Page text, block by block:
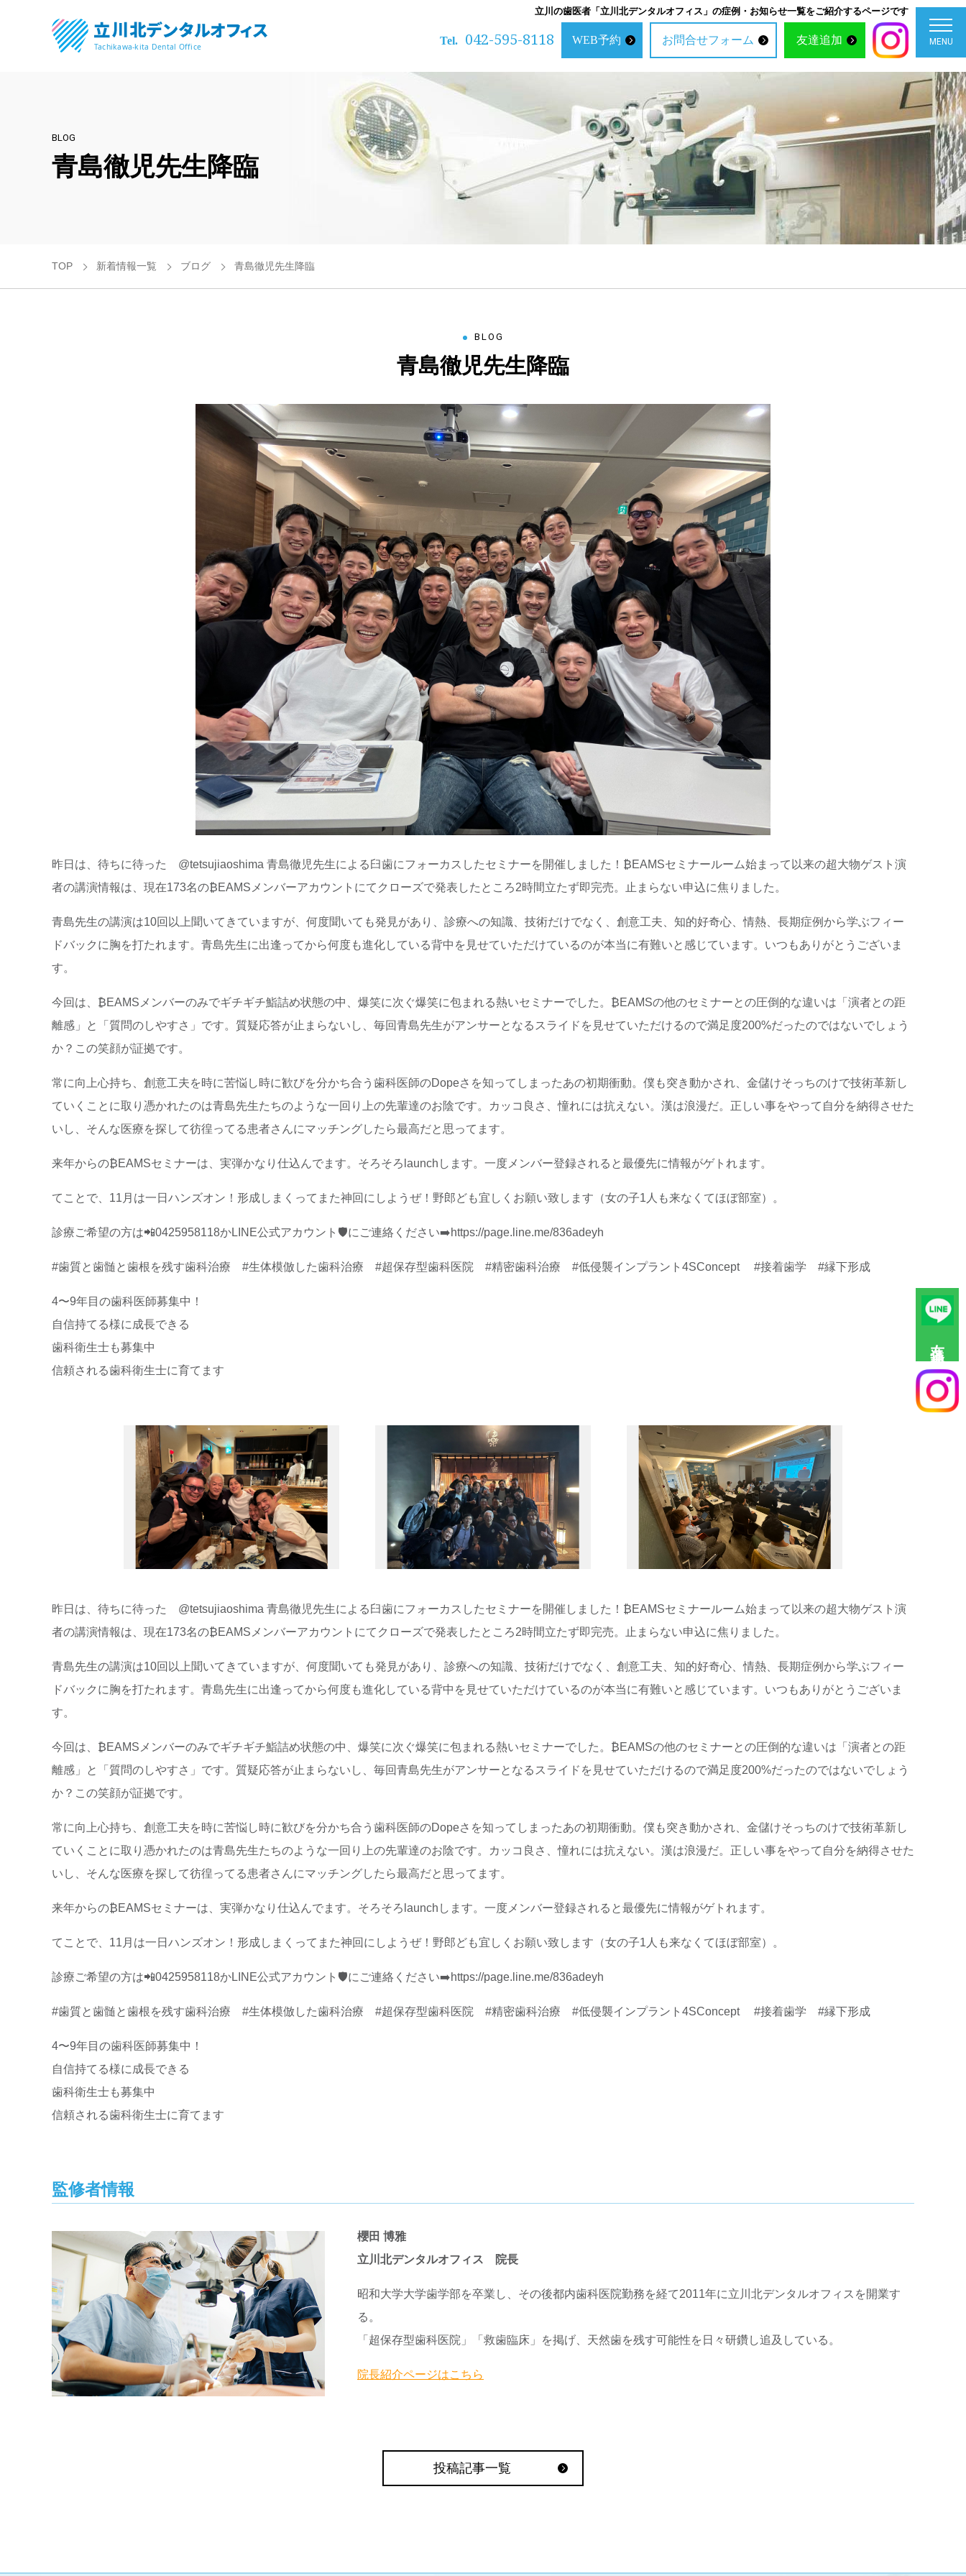
立川の歯医者「立川北デンタルオフィス」の症例・お知らせ一覧をご紹介するページです
Tel. 042-595-8118 WEB予約 お問合せフォーム 友達追加 MENU
BLOG
青島徹児先生降臨
TOP 新着情報一覧 ブログ 青島徹児先生降臨
BLOG
青島徹児先生降臨
昨日は、待ちに待った @tetsujiaoshima 青島徹児先生による臼歯にフォーカスしたセミナーを開催しました！₿EAMSセミナールーム始まって以来の超大物ゲスト演
者の講演情報は、現在173名の₿EAMSメンバーアカウントにてクローズで発表したところ2時間立たず即完売。止まらない申込に焦りました。
青島先生の講演は10回以上聞いてきていますが、何度聞いても発見があり、診療への知識、技術だけでなく、創意工夫、知的好奇心、情熱、長期症例から学ぶフィー
ドバックに胸を打たれます。青島先生に出逢ってから何度も進化している背中を見せていただけているのが本当に有難いと感じています。いつもありがとうございま
す。
今回は、₿EAMSメンバーのみでギチギチ鮨詰め状態の中、爆笑に次ぐ爆笑に包まれる熱いセミナーでした。₿EAMSの他のセミナーとの圧倒的な違いは「演者との距
離感」と「質問のしやすさ」です。質疑応答が止まらないし、毎回青島先生がアンサーとなるスライドを見せていただけるので満足度200%だったのではないでしょう
か？この笑顔が証拠です。
常に向上心持ち、創意工夫を時に苦悩し時に歓びを分かち合う歯科医師のDopeさを知ってしまったあの初期衝動。僕も突き動かされ、金儲けそっちのけで技術革新し
ていくことに取り憑かれたのは青島先生たちのような一回り上の先輩達のお陰です。カッコ良さ、憧れには抗えない。漢は浪漫だ。正しい事をやって自分を納得させた
いし、そんな医療を探して彷徨ってる患者さんにマッチングしたら最高だと思ってます。
来年からの₿EAMSセミナーは、実弾かなり仕込んでます。そろそろlaunchします。一度メンバー登録されると最優先に情報がゲトれます。
てことで、11月は一日ハンズオン！形成しまくってまた神回にしようぜ！野郎ども宜しくお願い致します（女の子1人も来なくてほぼ部室）。
診療ご希望の方は📲0425958118かLINE公式アカウント🛡️にご連絡ください➡️https://page.line.me/836adeyh
#歯質と歯髄と歯根を残す歯科治療 #生体模倣した歯科治療 #超保存型歯科医院 #精密歯科治療 #低侵襲インプラント4SConcept #接着歯学 #縁下形成
4〜9年目の歯科医師募集中！
自信持てる様に成長できる
歯科衛生士も募集中
信頼される歯科衛生士に育てます
昨日は、待ちに待った @tetsujiaoshima 青島徹児先生による臼歯にフォーカスしたセミナーを開催しました！₿EAMSセミナールーム始まって以来の超大物ゲスト演
者の講演情報は、現在173名の₿EAMSメンバーアカウントにてクローズで発表したところ2時間立たず即完売。止まらない申込に焦りました。
青島先生の講演は10回以上聞いてきていますが、何度聞いても発見があり、診療への知識、技術だけでなく、創意工夫、知的好奇心、情熱、長期症例から学ぶフィー
ドバックに胸を打たれます。青島先生に出逢ってから何度も進化している背中を見せていただけているのが本当に有難いと感じています。いつもありがとうございま
す。
今回は、₿EAMSメンバーのみでギチギチ鮨詰め状態の中、爆笑に次ぐ爆笑に包まれる熱いセミナーでした。₿EAMSの他のセミナーとの圧倒的な違いは「演者との距
離感」と「質問のしやすさ」です。質疑応答が止まらないし、毎回青島先生がアンサーとなるスライドを見せていただけるので満足度200%だったのではないでしょう
か？この笑顔が証拠です。
常に向上心持ち、創意工夫を時に苦悩し時に歓びを分かち合う歯科医師のDopeさを知ってしまったあの初期衝動。僕も突き動かされ、金儲けそっちのけで技術革新し
ていくことに取り憑かれたのは青島先生たちのような一回り上の先輩達のお陰です。カッコ良さ、憧れには抗えない。漢は浪漫だ。正しい事をやって自分を納得させた
いし、そんな医療を探して彷徨ってる患者さんにマッチングしたら最高だと思ってます。
来年からの₿EAMSセミナーは、実弾かなり仕込んでます。そろそろlaunchします。一度メンバー登録されると最優先に情報がゲトれます。
てことで、11月は一日ハンズオン！形成しまくってまた神回にしようぜ！野郎ども宜しくお願い致します（女の子1人も来なくてほぼ部室）。
診療ご希望の方は📲0425958118かLINE公式アカウント🛡️にご連絡ください➡️https://page.line.me/836adeyh
#歯質と歯髄と歯根を残す歯科治療 #生体模倣した歯科治療 #超保存型歯科医院 #精密歯科治療 #低侵襲インプラント4SConcept #接着歯学 #縁下形成
4〜9年目の歯科医師募集中！
自信持てる様に成長できる
歯科衛生士も募集中
信頼される歯科衛生士に育てます
監修者情報
櫻田 博雅
立川北デンタルオフィス 院長
昭和大学大学歯学部を卒業し、その後都内歯科医院勤務を経て2011年に立川北デンタルオフィスを開業す
る。
「超保存型歯科医院」「救歯臨床」を掲げ、天然歯を残す可能性を日々研鑽し追及している。
院長紹介ページはこちら
投稿記事一覧